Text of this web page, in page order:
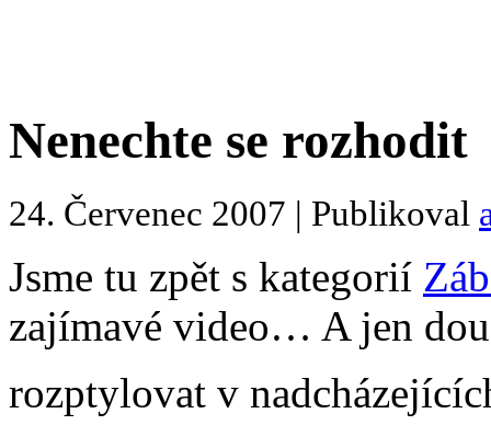
Nenechte se rozhodit
24. Červenec 2007 | Publikoval
Jsme tu zpět s kategorií
zajímavé video… A jen
rozptylovat v